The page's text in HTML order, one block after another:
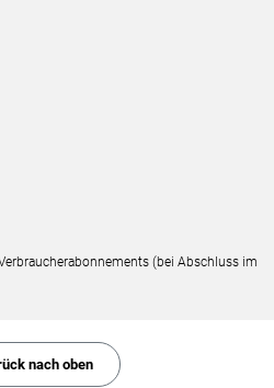
(bei Abschluss im
nach oben